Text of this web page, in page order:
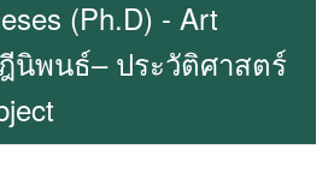
(Ph.D) - Art
นิพนธ์– ประวัติศาสตร์